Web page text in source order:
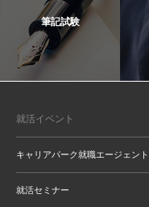
筆記試験
就活イベント
キャリアパーク就職エージェント
就活セミナー